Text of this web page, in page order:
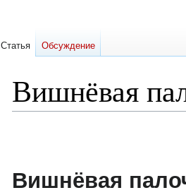
Вишнёвая
Вишнёвая
Статья Обсуждение